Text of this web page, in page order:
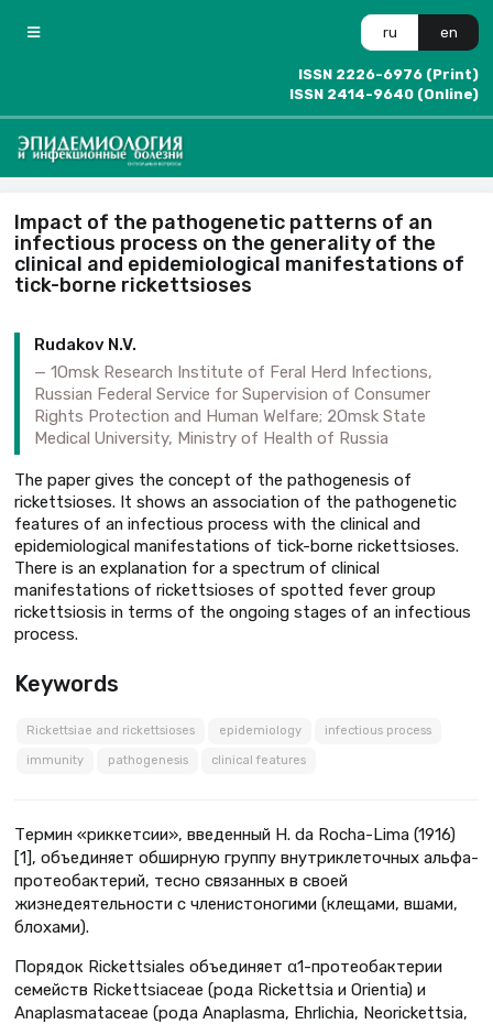
ru en
ISSN 2226-6976 (Print)
ISSN 2414-9640 (Online)
Impact of the pathogenetic patterns of an
infectious process on the generality of the
clinical and epidemiological manifestations of
tick-borne rickettsioses
Rudakov N.V.
1Omsk Research Institute of Feral Herd Infections,
Russian Federal Service for Supervision of Consumer
Rights Protection and Human Welfare; 2Omsk State
Medical University, Ministry of Health of Russia
The paper gives the concept of the pathogenesis of
rickettsioses. It shows an association of the pathogenetic
features of an infectious process with the clinical and
epidemiological manifestations of tick-borne rickettsioses.
There is an explanation for a spectrum of clinical
manifestations of rickettsioses of spotted fever group
rickettsiosis in terms of the ongoing stages of an infectious
process.
Keywords
Rickettsiae and rickettsioses epidemiology infectious process
immunity pathogenesis clinical features
Термин «риккетсии», введенный H. da Rocha-Lima (1916)
[1], объединяет обширную группу внутриклеточных альфа-
протеобактерий, тесно связанных в своей
жизнедеятельности с членистоногими (клещами, вшами,
блохами).
Порядок Rickettsiales объединяет α1-протео­бактерии
семейств Rickettsiaceae (рода Rickettsia и Orientia) и
Anaplasmataceae (рода Anaplasma, Ehrlichia, Neorickettsia,